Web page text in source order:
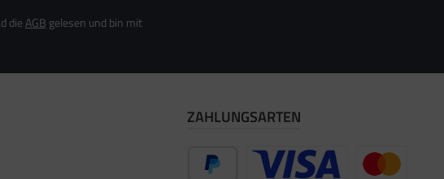
dieAGB gelesen und bin mit
ZAHLUNGSARTEN